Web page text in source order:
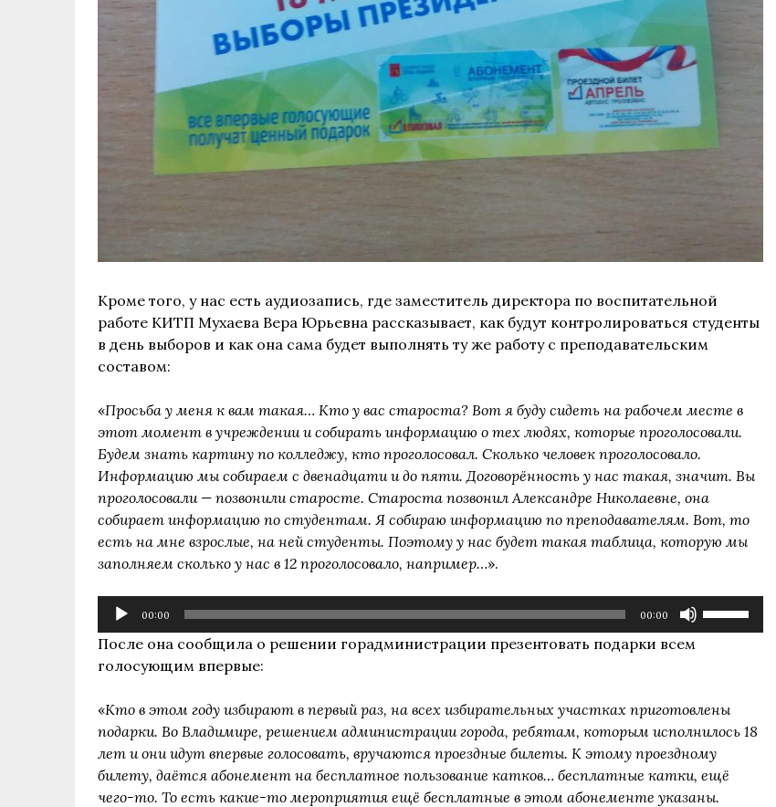
Кроме того, у нас есть аудиозапись, где заместитель директора по воспитательной
работе КИТП Мухаева Вера Юрьевна рассказывает, как будут контролироваться студенты
в день выборов и как она сама будет выполнять ту же работу с преподавательским
составом:
«Просьба у меня к вам такая… Кто у вас староста? Вот я буду сидеть на рабочем месте в
этот момент в учреждении и собирать информацию о тех людях, которые проголосовали.
Будем знать картину по колледжу, кто проголосовал. Сколько человек проголосовало.
Информацию мы собираем с двенадцати и до пяти. Договорённость у нас такая, значит. Вы
проголосовали — позвонили старосте. Староста позвонил Александре Николаевне, она
собирает информацию по студентам. Я собираю информацию по преподавателям. Вот, то
есть на мне взрослые, на ней студенты. Поэтому у нас будет такая таблица, которую мы
заполняем сколько у нас в 12 проголосовало, например…».
Аудиоплеер
00:00 00:00
увеличить
или
уменьшить
громкость.
После она сообщила о решении горадминистрации презентовать подарки всем
голосующим впервые:
«Кто в этом году избирают в первый раз, на всех избирательных участках приготовлены
подарки. Во Владимире, решением администрации города, ребятам, которым исполнилось 18
лет и они идут впервые голосовать, вручаются проездные билеты. К этому проездному
билету, даётся абонемент на бесплатное пользование катков… бесплатные катки, ещё
чего-то. То есть какие-то мероприятия ещё бесплатные в этом абонементе указаны.